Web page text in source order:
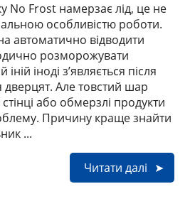
No Frost намерзає лід, це не
особливістю роботи.
автоматично відводити
розморожувати
іноді з’являється після
дверцят. Але товстий шар
або обмерзлі продукти
Причину краще знайти
...
Читати далі